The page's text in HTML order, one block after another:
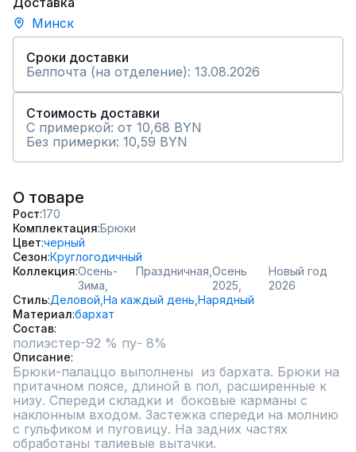
Минск
Сроки доставки
Белпочта (на отделение): 13.08.2026
Стоимость доставки
С примеркой: от 10,68 BYN
Без примерки: 10,59 BYN
О товаре
Рост 170
Комплектация Брюки
Цвет черный
Сезон Круглогодичный
Коллекция Осень-
Зима,
Праздничная,Осень
2025,
Новый год
2026
Стиль Деловой, На каждый день, Нарядный
Материал бархат
Состав
полиэстер-92 % пу- 8%
Описание
Брюки-палаццо выполнены  из бархата. Брюки на
притачном поясе, длиной в пол, расширенные к
низу. Спереди складки и  боковые карманы с
наклонным входом. Застежка спереди на молнию
с гульфиком и пуговицу. На задних частях
обработаны талиевые вытачки.